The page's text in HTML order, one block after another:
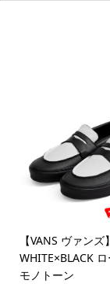
【VANS ヴァン
WHITE×BLACK
モノトーン